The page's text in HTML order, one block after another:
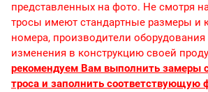
представленных на фото. Не смотря
тросы имеют стандартные размеры и
номера, производители оборудования
изменения в конструкцию своей
рекомендуем Вам выполнить замеры
троса и заполнить соответствующую